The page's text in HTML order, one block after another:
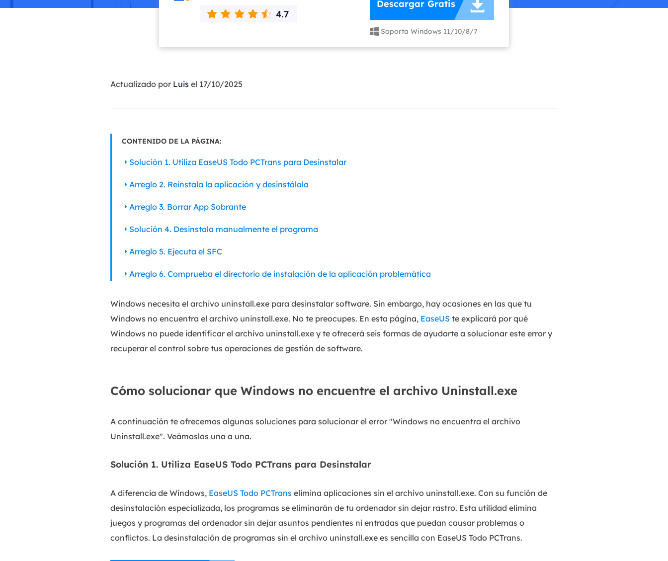
Email Recovery
Deploy Manager
Despliegue inteligente de Windows.
Video Editor
Descargador de vídeo/audio online.
Descargar Gratis 
 Soporta Windows 11/10/8/7
Actualizado por Luis el 17/10/2025
CONTENIDO DE LA PÁGINA:
Solución 1. Utiliza EaseUS Todo PCTrans para Desinstalar
Arreglo 2. Reinstala la aplicación y desinstálala
Arreglo 3. Borrar App Sobrante
Solución 4. Desinstala manualmente el programa
Arreglo 5. Ejecuta el SFC
Arreglo 6. Comprueba el directorio de instalación de la aplicación problemática
Windows necesita el archivo uninstall.exe para desinstalar software. Sin embargo, hay ocasiones en las que tu
Windows no encuentra el archivo uninstall.exe. No te preocupes. En esta página, EaseUS te explicará por qué
Windows no puede identificar el archivo uninstall.exe y te ofrecerá seis formas de ayudarte a solucionar este error y
recuperar el control sobre tus operaciones de gestión de software.
Cómo solucionar que Windows no encuentre el archivo Uninstall.exe
A continuación te ofrecemos algunas soluciones para solucionar el error "Windows no encuentra el archivo
Uninstall.exe". Veámoslas una a una.
Solución 1. Utiliza EaseUS Todo PCTrans para Desinstalar
A diferencia de Windows, EaseUS Todo PCTrans elimina aplicaciones sin el archivo uninstall.exe. Con su función de
desinstalación especializada, los programas se eliminarán de tu ordenador sin dejar rastro. Esta utilidad elimina
juegos y programas del ordenador sin dejar asuntos pendientes ni entradas que puedan causar problemas o
conflictos. La desinstalación de programas sin el archivo uninstall.exe es sencilla con EaseUS Todo PCTrans.